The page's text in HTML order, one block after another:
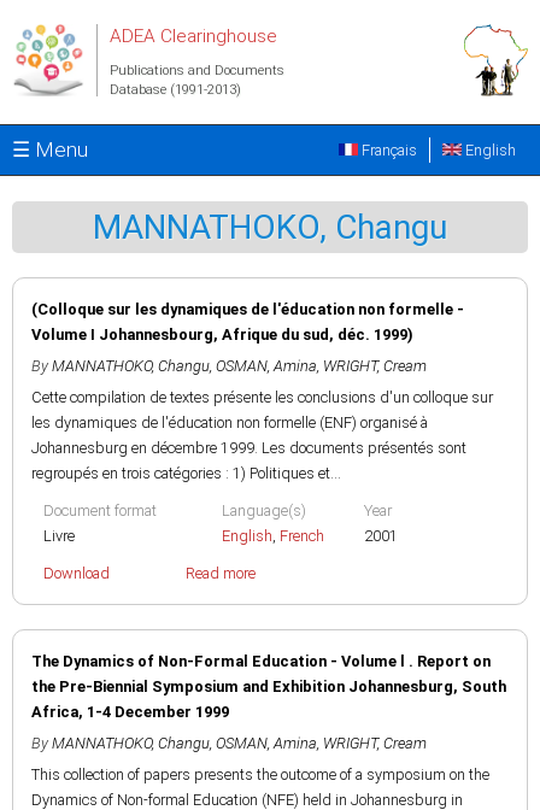
ADEA Clearinghouse
Publications and Documents
Database (1991-2013)
☰ Menu English
Français
MANNATHOKO, Changu
(Colloque sur les dynamiques de l'éducation non formelle -
Volume I Johannesbourg, Afrique du sud, déc. 1999)
By MANNATHOKO, Changu, OSMAN, Amina, WRIGHT, Cream
Cette compilation de textes présente les conclusions d'un colloque sur
les dynamiques de l'éducation non formelle (ENF) organisé à
Johannesburg en décembre 1999. Les documents présentés sont
regroupés en trois catégories : 1) Politiques et...
Document format
Livre
Language(s)
English, French
Year
2001
Download Read more
The Dynamics of Non-Formal Education - Volume l . Report on
the Pre-Biennial Symposium and Exhibition Johannesburg, South
Africa, 1-4 December 1999
By MANNATHOKO, Changu, OSMAN, Amina, WRIGHT, Cream
This collection of papers presents the outcome of a symposium on the
Dynamics of Non-formal Education (NFE) held in Johannesburg in